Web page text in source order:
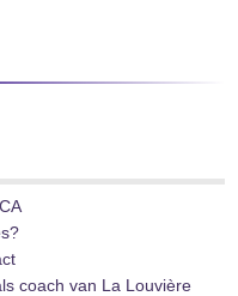
coach van La Louvière